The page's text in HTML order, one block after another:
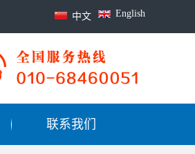
English
中文
联系我们